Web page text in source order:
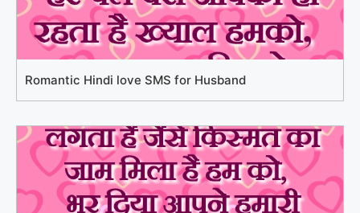
Romantic Hindi love SMS for Husband